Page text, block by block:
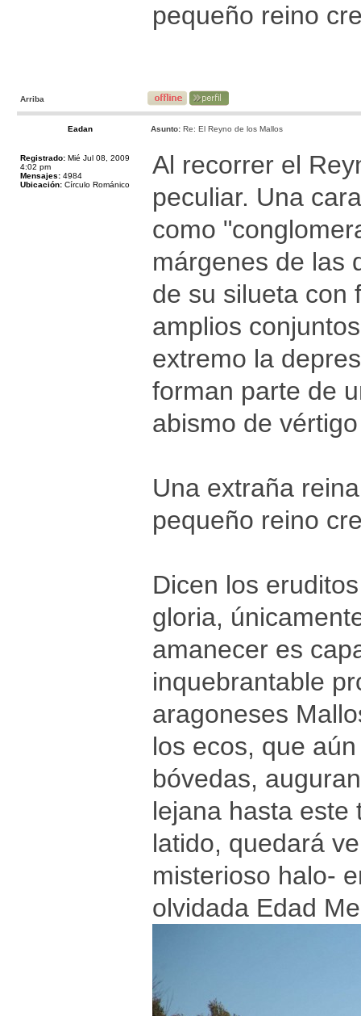
pequeño reino
Arriba
Eadan Asunto: Re: El Reyno de los Mallos
Registrado: Mié Jul 08, 2009
4:02 pm
Mensajes: 4984
Ubicación: Círculo Románico
Al recorrer el
peculiar. Una
como
márgenes de las
de su silueta con
amplios
extremo la
forman parte de
abismo de
Una extraña
pequeño reino
Dicen los
gloria,
amanecer es
inquebrantable
aragoneses
los ecos, que
bóvedas,
lejana hasta este
latido, quedará
misterioso halo-
olvidada Edad